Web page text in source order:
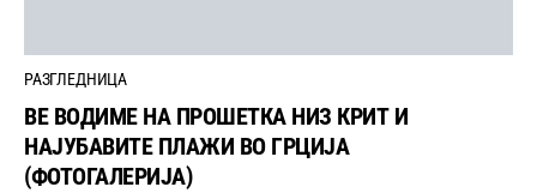
РАЗГЛЕДНИЦА
ВЕ ВОДИМЕ НА ПРОШЕТКА НИЗ КРИТ И
НАЈУБАВИТЕ ПЛАЖИ ВО ГРЦИЈА
(ФОТОГАЛЕРИЈА)